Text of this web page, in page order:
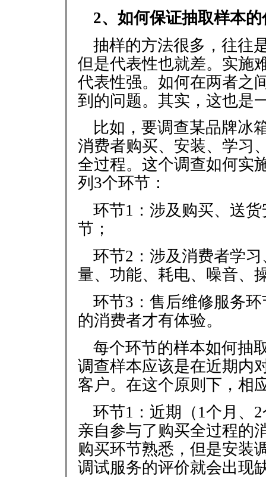
2、如何保证抽取样本
抽样的方法很多，往往
但是代表性也就差。实施
代表性强。如何在两者之
到的问题。其实，这也是
比如，要调查某品牌冰
消费者购买、安装、学习
全过程。这个调查如何实
列3个环节：
环节1：涉及购买、送
节；
环节2：涉及消费者学
量、功能、耗电、噪音、
环节3：售后维修服务
的消费者才有体验。
每个环节的样本如何抽
调查样本应该是在近期内
客户。在这个原则下，相
环节1：近期（1个月、
亲自参与了购买全过程的
购买环节熟悉，但是安装
调试服务的评价就会出现